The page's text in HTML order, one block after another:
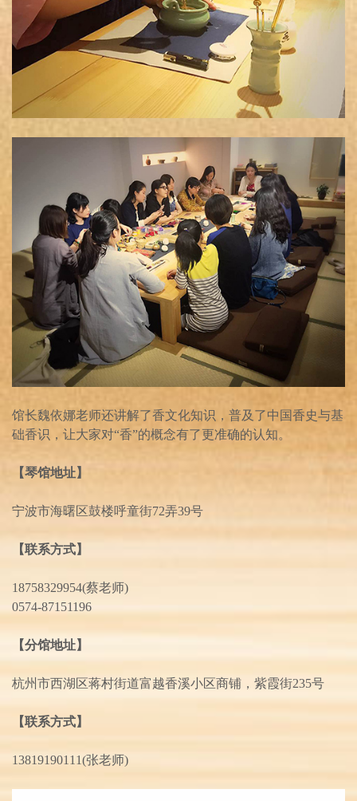
馆长魏依娜老师还讲解了香文化知识，普及了中国香史与基
础香识，让大家对“香”的概念有了更准确的认知。
【琴馆地址】
宁波市海曙区鼓楼呼童街72弄39号
【联系方式】
18758329954(蔡老师)
0574-87151196
【分馆地址】
杭州市西湖区蒋村街道富越香溪小区商铺，紫霞街235号
【联系方式】
13819190111(张老师)